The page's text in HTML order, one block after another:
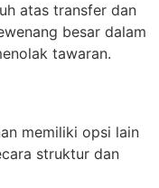
atas transfer dan
besar dalam
tawaran.
memiliki opsi lain
struktur dan